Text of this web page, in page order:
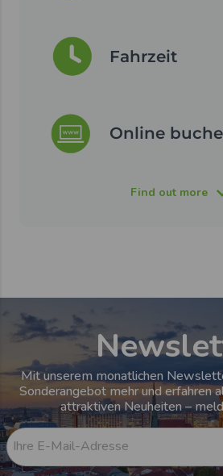
Fahrzeit
Online
Find out more
Mit unserem monatlichen
Sonderangebot mehr und erfahren
attraktiven Neuheiten –
Ihre E-Mail-Adresse